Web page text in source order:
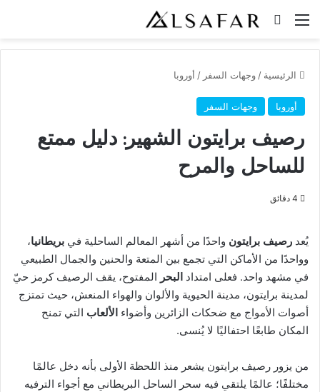
القائمة بحث عن
الرئيسية / وجهات السفر / أوروبا
أوروبا وجهات السفر
رصيف برايتون الشهير: دليل ممتع
للساحل والمرح
يُعد رصيف برايتون واحدًا من أشهر المعالم الساحلية في بريطانيا،
وواحدًا من الأماكن التي تجمع بين المتعة والحنين والجمال الطبيعي
في مشهد واحد. فعلى امتداد البحر المفتوح، يقف الرصيف كرمز حيّ
لمدينة برايتون، مدينة الحيوية والألوان والهواء المنعش، حيث تمتزج
أصوات الأمواج مع ضحكات الزائرين وأضواء الألعاب التي تمنح
المكان طابعًا احتفاليًا لا يُنسى.
من يزور رصيف برايتون يشعر منذ اللحظة الأولى بأنه دخل عالمًا
مختلفًا؛ عالمًا يلتقي فيه سحر الساحل البريطاني مع أجواء الترفيه